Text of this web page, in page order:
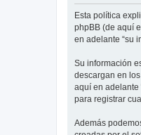
Esta política
phpBB (de aquí
en adelante “su
Su información
descargan en
aquí en adelante
para registrar
Además